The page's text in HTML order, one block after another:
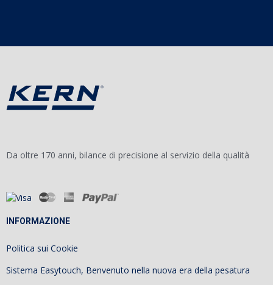
Da oltre 170 anni, bilance di precisione al servizio della qualità
INFORMAZIONE
Politica sui Cookie
Sistema Easytouch, Benvenuto nella nuova era della pesatura